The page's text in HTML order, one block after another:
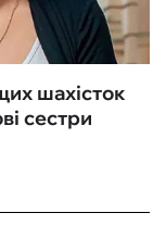
шахісток
сестри